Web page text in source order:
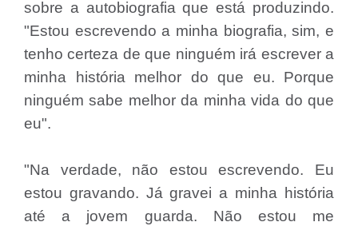
sobre a autobiografia que está produzindo.
"Estou escrevendo a minha biografia, sim, e
tenho certeza de que ninguém irá escrever a
minha história melhor do que eu. Porque
ninguém sabe melhor da minha vida do que
eu".
"Na verdade, não estou escrevendo. Eu
estou gravando. Já gravei a minha história
até a jovem guarda. Não estou me